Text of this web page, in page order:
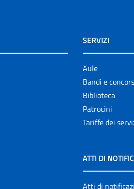
SERVIZI
Aule
Bandi e
Biblioteca
Patrocini
Tariffe dei
ATTI DI
Atti di